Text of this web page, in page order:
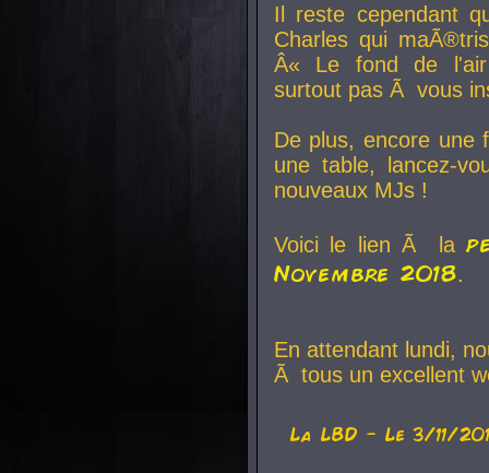
Il reste cependant
Charles qui
Â« Le fond de
surtout pas Ã vous
De plus, encore une
une table, lancez-
nouveaux MJs !
Voici le lien Ã la
Novembre 2018.
En attendant lundi,
Ã tous un excellent
La LBD - Le 3/11/